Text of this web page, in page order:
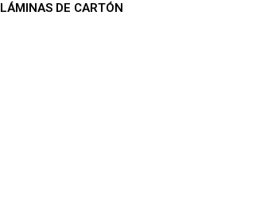
LÁMINAS DE CARTÓN